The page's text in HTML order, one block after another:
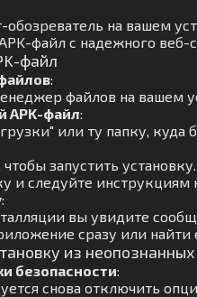
на вашем
файл с надежного веб-
файл
:
файлов на вашем
APK-файл:
или ту папку, куда
запустить установку.
и следуйте инструкциям
:
вы увидите
сразу или
из
безопасности:
снова отключить